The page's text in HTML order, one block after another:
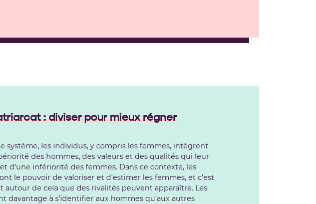
: diviser pour mieux régner
système, les individus, y compris les femmes, intègrent
des hommes, des valeurs et des qualités qui leur
d’une infériorité des femmes. Dans ce contexte, les
le pouvoir de valoriser et d’estimer les femmes, et c’est
autour de cela que des rivalités peuvent apparaître. Les
davantage à s’identifier aux hommes qu’aux autres